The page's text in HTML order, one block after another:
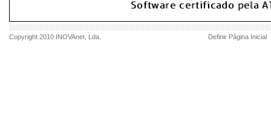
Copyright 2010 INOVAnet , Lda. Definir Página Inicial